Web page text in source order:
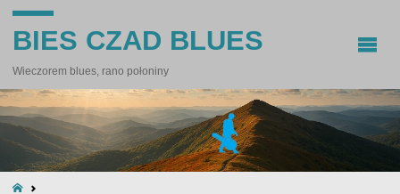
BIES CZAD BLUES
Wieczorem blues, rano połoniny
STRONA